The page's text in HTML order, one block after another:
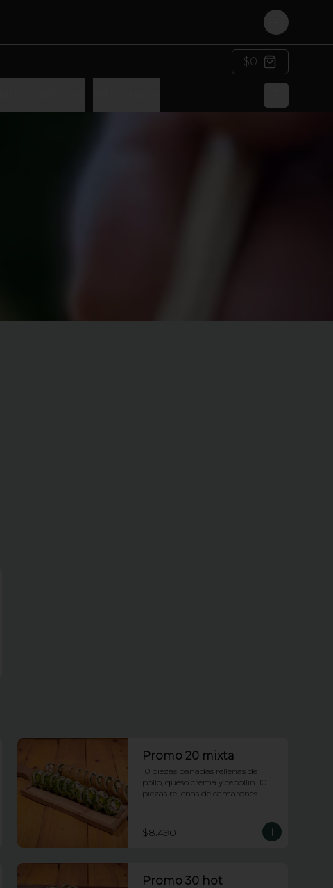
Login
$0
Promo 20 mixta
10 piezas panadas rellenas de
pollo, queso crema y cebollin. 10
piezas rellenas de camarones
$8.490
Promo 30 hot